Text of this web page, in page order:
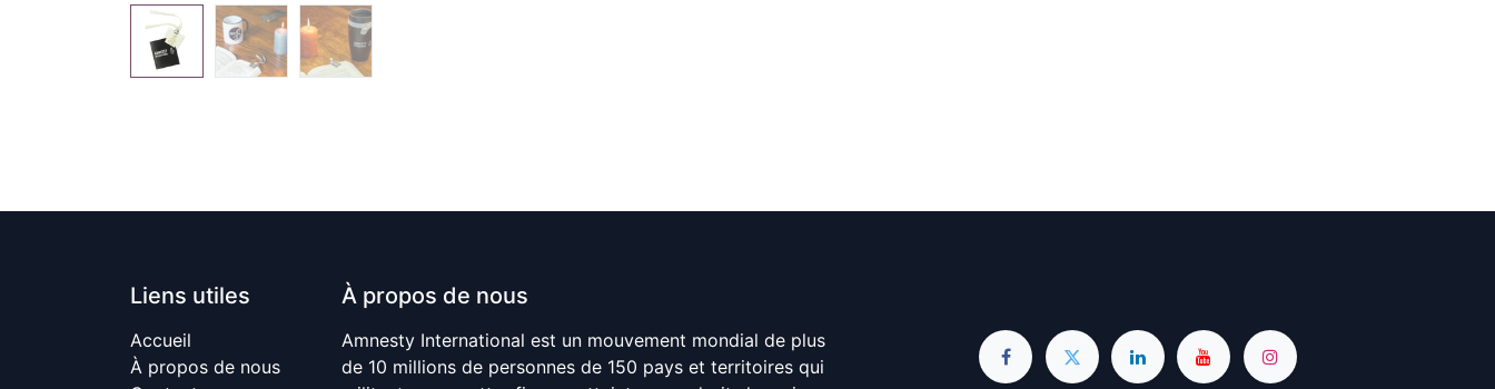
Liens utiles
Accueil
À propos de nous
À propos de nous
Amnesty International est un mouvement mondial de plus
de 10 millions de personnes de 150 pays et territoires qui